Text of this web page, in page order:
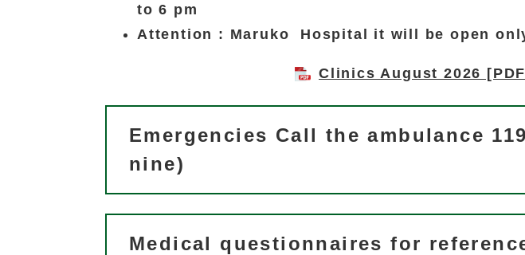
to 6 pm
Attention : Maruko Hospital it will be open
Clinics August 2026 [PDF
Emergencies Call the ambulance
nine)
Medical questionnaires for